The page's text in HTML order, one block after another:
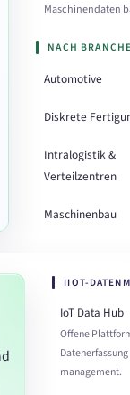
Maschinendaten
NACH
Automotive
Diskrete
Intralogistik &
Verteilzentren
Maschinenbau
IIOT-
IoT Data Hub
Offene
management.